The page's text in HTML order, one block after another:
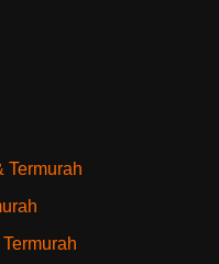
Termurah